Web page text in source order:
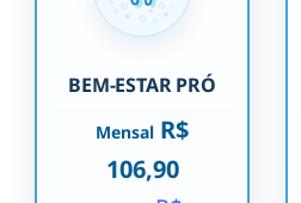
BEM-ESTAR PRÓ
Mensal R$
106,90